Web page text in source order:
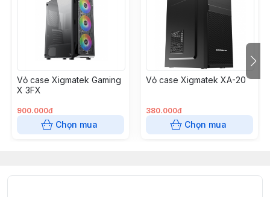
Vỏ case Xigmatek Gaming
X 3FX
900.000đ
Chọn mua
Vỏ case Xigmatek XA-20
380.000đ
Chọn mua